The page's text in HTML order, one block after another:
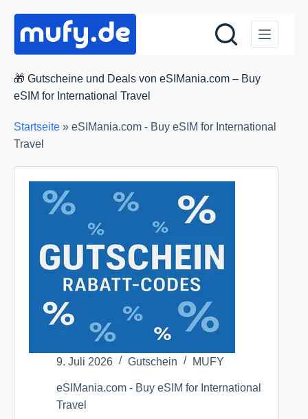
Inhalt
springen
🎁 Gutscheine und Deals von eSIMania.com – Buy
eSIM for International Travel
Startseite » eSIMania.com - Buy eSIM for International
Travel
9. Juli 2026 Gutschein MUFY
eSIMania.com - Buy eSIM for International
Travel